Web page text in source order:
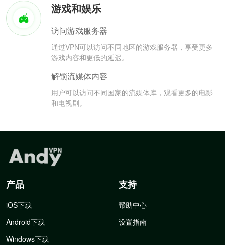
游戏和娱乐
访问游戏服务器
通过VPN可以访问不同地区的游戏服务器，享受更多
游戏内容和更低的延迟。
解锁流媒体内容
用户可以访问不同国家的流媒体库，观看更多的电影
和电视剧。
产品
iOS下载
Android下载
Windows下载
支持
帮助中心
设置指南